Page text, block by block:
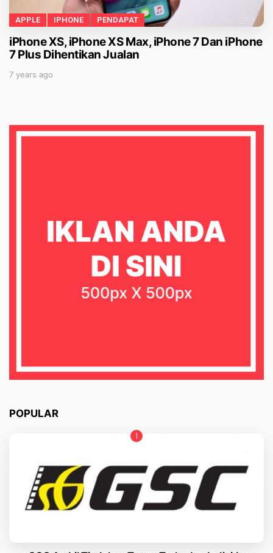
APPLE IPHONE PENDAPAT
iPhone XS, iPhone XS Max, iPhone 7 Dan iPhone
7 Plus Dihentikan Jualan
7 years ago
POPULAR